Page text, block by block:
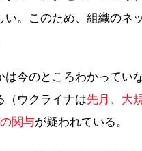
。このため、組織のネ
今のところわかってい
（ウクライナは先月、大
関与が疑われている。